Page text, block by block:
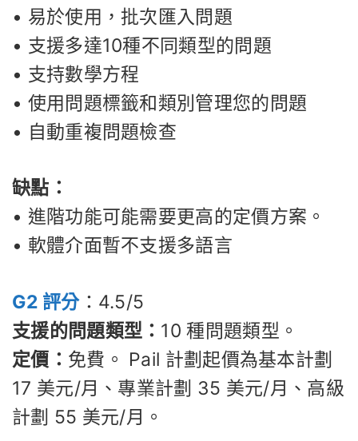
• 易於使用，批次匯入問題
• 支援多達10種不同類型的問題
• 支持數學方程
• 使用問題標籤和類別管理您的問題
• 自動重複問題檢查
缺點：
• 進階功能可能需要更高的定價方案。
• 軟體介面暫不支援多語言
G2 評分：4.5/5
支援的問題類型： 10 種問題類型。
定價： 免費。 Pail 計劃起價為基本計劃
17 美元/月、專業計劃 35 美元/月、高級
計劃 55 美元/月。